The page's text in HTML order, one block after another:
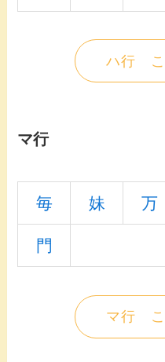
ハ行 こ
マ行
毎 妹 万
門
マ行 こ